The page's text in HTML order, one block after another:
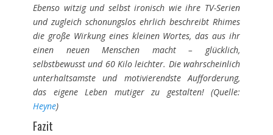
Ebenso witzig und selbst ironisch wie ihre TV-Serien
und zugleich schonungslos ehrlich beschreibt Rhimes
die große Wirkung eines kleinen Wortes, das aus ihr
einen neuen Menschen macht – glücklich,
selbstbewusst und 60 Kilo leichter. Die wahrscheinlich
unterhaltsamste und motivierendste Aufforderung,
das eigene Leben mutiger zu gestalten! (Quelle:
Heyne)
Fazit